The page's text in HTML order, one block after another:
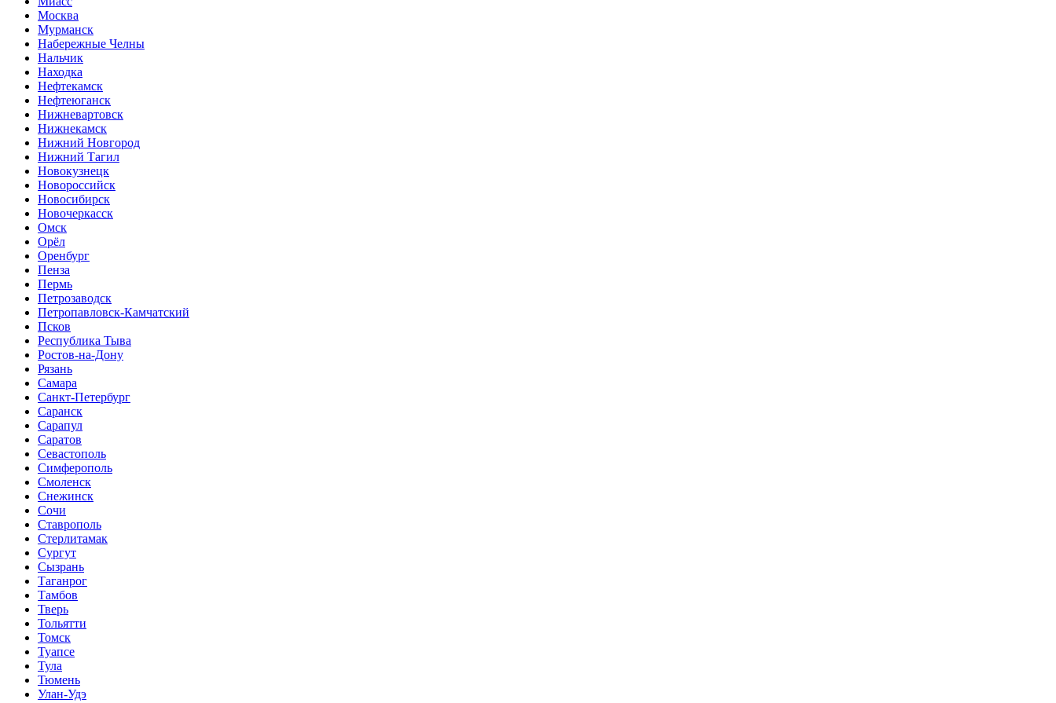
Москва
Мурманск
Набережные Челны
Нальчик
Находка
Нефтекамск
Нефтеюганск
Нижневартовск
Нижнекамск
Нижний Новгород
Нижний Тагил
Новокузнецк
Новороссийск
Новосибирск
Новочеркасск
Омск
Орёл
Оренбург
Пенза
Пермь
Петрозаводск
Петропавловск-Камчатский
Псков
Республика Тыва
Ростов-на-Дону
Рязань
Самара
Санкт-Петербург
Саранск
Сарапул
Саратов
Севастополь
Симферополь
Смоленск
Снежинск
Сочи
Ставрополь
Стерлитамак
Сургут
Сызрань
Таганрог
Тамбов
Тверь
Тольятти
Томск
Туапсе
Тула
Тюмень
Улан-Удэ